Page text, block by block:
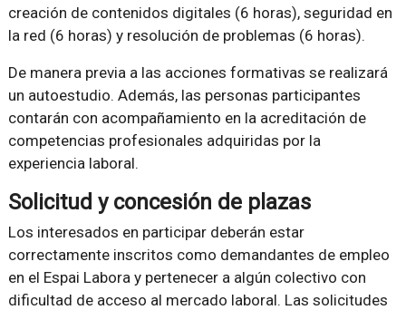
creación de contenidos digitales (6 horas), seguridad en
la red (6 horas) y resolución de problemas (6 horas).
De manera previa a las acciones formativas se realizará
un autoestudio. Además, las personas participantes
contarán con acompañamiento en la acreditación de
competencias profesionales adquiridas por la
experiencia laboral.
Solicitud y concesión de plazas
Los interesados en participar deberán estar
correctamente inscritos como demandantes de empleo
en el Espai Labora y pertenecer a algún colectivo con
dificultad de acceso al mercado laboral. Las solicitudes